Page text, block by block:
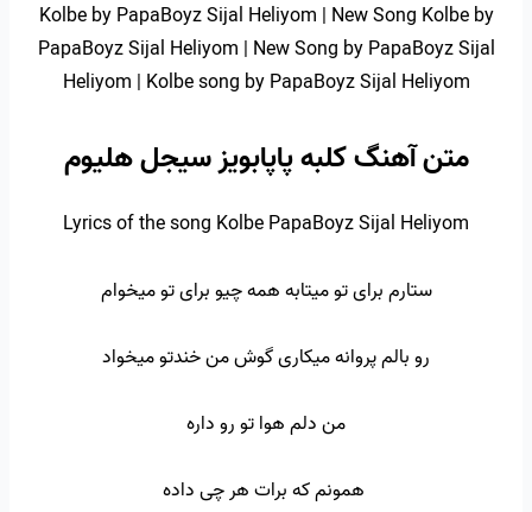
Kolbe by PapaBoyz Sijal Heliyom | New Song Kolbe by
PapaBoyz Sijal Heliyom | New Song by PapaBoyz Sijal
Heliyom | Kolbe song by PapaBoyz Sijal Heliyom
متن آهنگ کلبه پاپابویز سیجل هلیوم
Lyrics of the song Kolbe PapaBoyz Sijal Heliyom
ستارم برای تو میتابه همه چیو برای تو میخوام
رو بالم پروانه میکاری گوش من خندتو میخواد
من دلم هوا تو رو داره
همونم که برات هر چی داده